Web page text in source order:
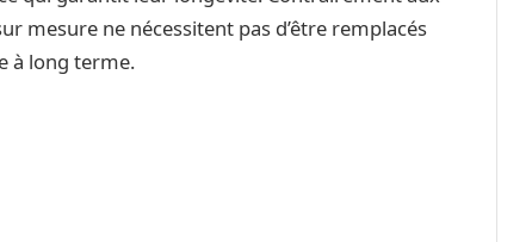
mesure ne nécessitent pas d’être remplacés
à long terme.